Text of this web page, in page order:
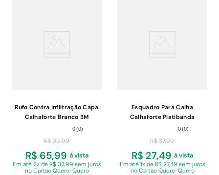
Rufo Contra Infiltração Capa
Calhaforte Branco 3M
0(0)
R$ 99,99
R$ 65,99 à vista
Em até 2x de R$ 32,99 sem juros
no Cartão Quero-Quero
Esquadro Para Calha
Calhaforte Platibanda
Galvanizado
0(0)
R$ 37,99
R$ 27,49 à vista
Em até 1x de R$ 27,49 sem juros
no Cartão Quero-Quero